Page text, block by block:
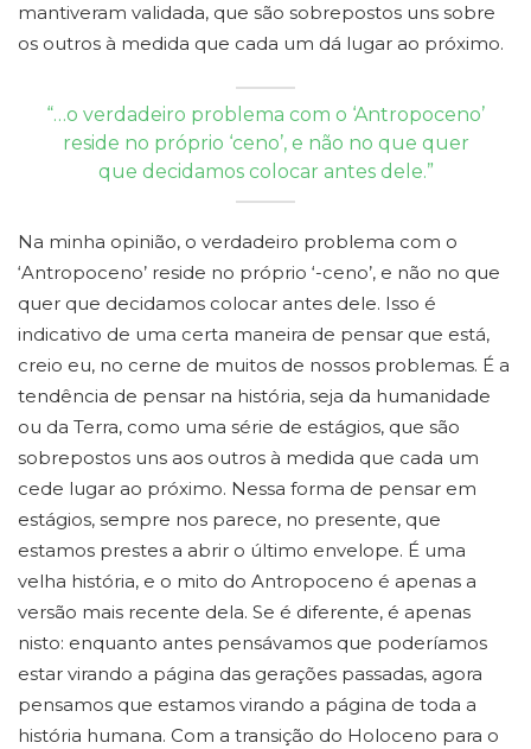
mantiveram validada, que são sobrepostos uns sobre
os outros à medida que cada um dá lugar ao próximo.
“…o verdadeiro problema com o ‘Antropoceno’
reside no próprio ‘ceno’, e não no que quer
que decidamos colocar antes dele.”
Na minha opinião, o verdadeiro problema com o
‘Antropoceno’ reside no próprio ‘-ceno’, e não no que
quer que decidamos colocar antes dele. Isso é
indicativo de uma certa maneira de pensar que está,
creio eu, no cerne de muitos de nossos problemas. É a
tendência de pensar na história, seja da humanidade
ou da Terra, como uma série de estágios, que são
sobrepostos uns aos outros à medida que cada um
cede lugar ao próximo. Nessa forma de pensar em
estágios, sempre nos parece, no presente, que
estamos prestes a abrir o último envelope. É uma
velha história, e o mito do Antropoceno é apenas a
versão mais recente dela. Se é diferente, é apenas
nisto: enquanto antes pensávamos que poderíamos
estar virando a página das gerações passadas, agora
pensamos que estamos virando a página de toda a
história humana. Com a transição do Holoceno para o